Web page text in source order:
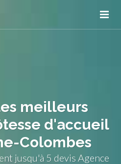
meilleurs
d'accueil
Colombes
jusqu'à 5 devis Agence